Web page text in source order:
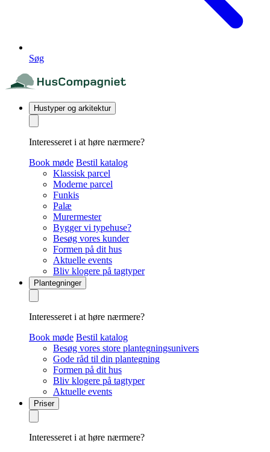
Søg
Hustyper og arkitektur
Interesseret i at høre nærmere?
Book møde Bestil katalog
Klassisk parcel
Moderne parcel
Funkis
Palæ
Murermester
Bygger vi typehuse?
Besøg vores kunder
Formen på dit hus
Aktuelle events
Bliv klogere på tagtyper
Plantegninger
Interesseret i at høre nærmere?
Book møde Bestil katalog
Besøg vores store plantegningsunivers
Gode råd til din plantegning
Formen på dit hus
Bliv klogere på tagtyper
Aktuelle events
Priser
Interesseret i at høre nærmere?